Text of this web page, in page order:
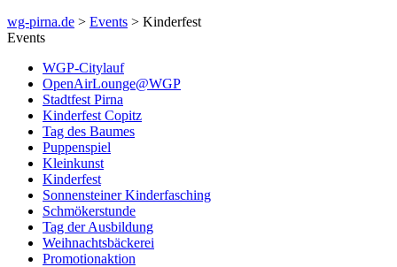
wg-pirna.de > Events > Kinderfest
Events
WGP-Citylauf
OpenAirLounge@WGP
Stadtfest Pirna
Kinderfest Copitz
Tag des Baumes
Puppenspiel
Kleinkunst
Kinderfest
Sonnensteiner Kinderfasching
Schmökerstunde
Tag der Ausbildung
Weihnachtsbäckerei
Promotionaktion